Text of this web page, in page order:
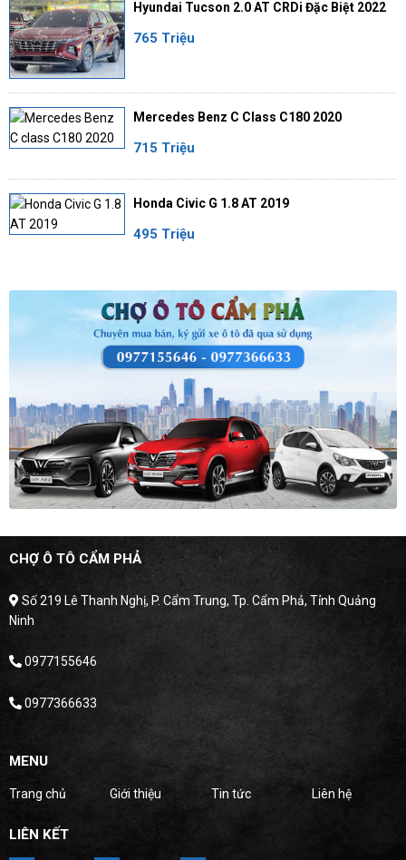
Hyundai Tucson 2.0 AT CRDi Đặc Biệt 2022
765 Triệu
Mercedes Benz C Class C180 2020
715 Triệu
Honda Civic G 1.8 AT 2019
495 Triệu
CHỢ Ô TÔ CẨM PHẢ
Số 219 Lê Thanh Nghị, P. Cẩm Trung, Tp. Cẩm Phả, Tỉnh Quảng
Ninh
0977155646
0977366633
MENU
Trang chủ Giới thiệu Tin tức Liên hệ
LIÊN KẾT